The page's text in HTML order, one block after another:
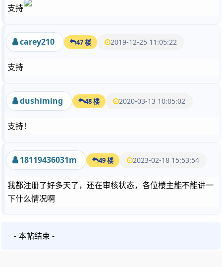
支持
carey210 47 楼 2019-12-25 11:05:22
支持
dushiming 48 楼 2020-03-13 10:05:02
支持！
18119436031m 49 楼 2023-02-18 15:53:54
我都注册了好多天了，还在审核状态，各位楼主能不能讲一
下什么情况啊
- 本帖结束 -